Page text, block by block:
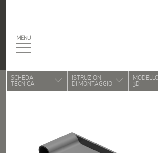
SCHEDA
TECNICA
ISTRUZIONI
DI MONTAGGIO
3D